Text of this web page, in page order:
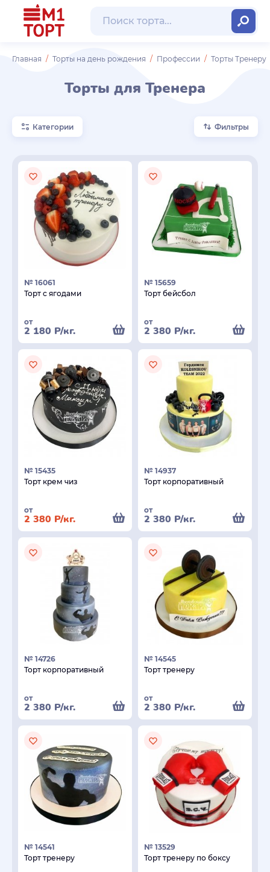
Главная Торты на день рождения Профессии Торты Тренеру
Торты для Тренера
Категории Фильтры
№ 16061
Торт с ягодами
от
2 180 Р/кг.
№ 15659
Торт бейсбол
от
2 380 Р/кг.
№ 15435
Торт крем чиз
от
2 380 Р/кг.
№ 14937
Торт корпоративный
от
2 380 Р/кг.
№ 14726
Торт корпоративный
от
2 380 Р/кг.
№ 14545
Торт тренеру
от
2 380 Р/кг.
№ 14541
Торт тренеру
№ 13529
Торт тренеру по боксу